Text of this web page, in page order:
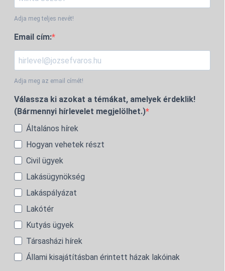
Adja meg teljes nevét!
Email cím:
Adja meg az email címét!
Válassza ki azokat a témákat, amelyek érdeklik!
(Bármennyi hírlevelet megjelölhet.)
Általános hírek
Hogyan vehetek részt
Civil ügyek
Lakásügynökség
Lakáspályázat
Lakótér
Kutyás ügyek
Társasházi hírek
Állami kisajátításban érintett házak lakóinak